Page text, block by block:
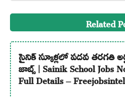
Related
సైనిక్ స్కూళ్లలో పదవ తరగతి
జాబ్స్ | Sainik School Jobs
Full Details –